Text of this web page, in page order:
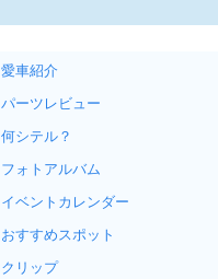
愛車紹介
パーツレビュー
何シテル？
フォトアルバム
イベントカレンダー
おすすめスポット
クリップ